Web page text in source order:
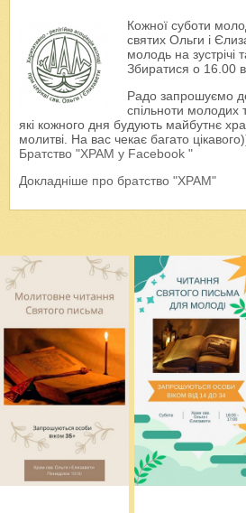
Кожної суботи
святих Ольги і
молодь на зустрічі
Збиратися о 16.00 в
Радо запрошуємо
спільноти молодих
які кожного дня будують майбутнє
молитві. На вас чекає багато
Братство "ХРАМ у Facebook "
Докладніше про братство "ХРАМ"